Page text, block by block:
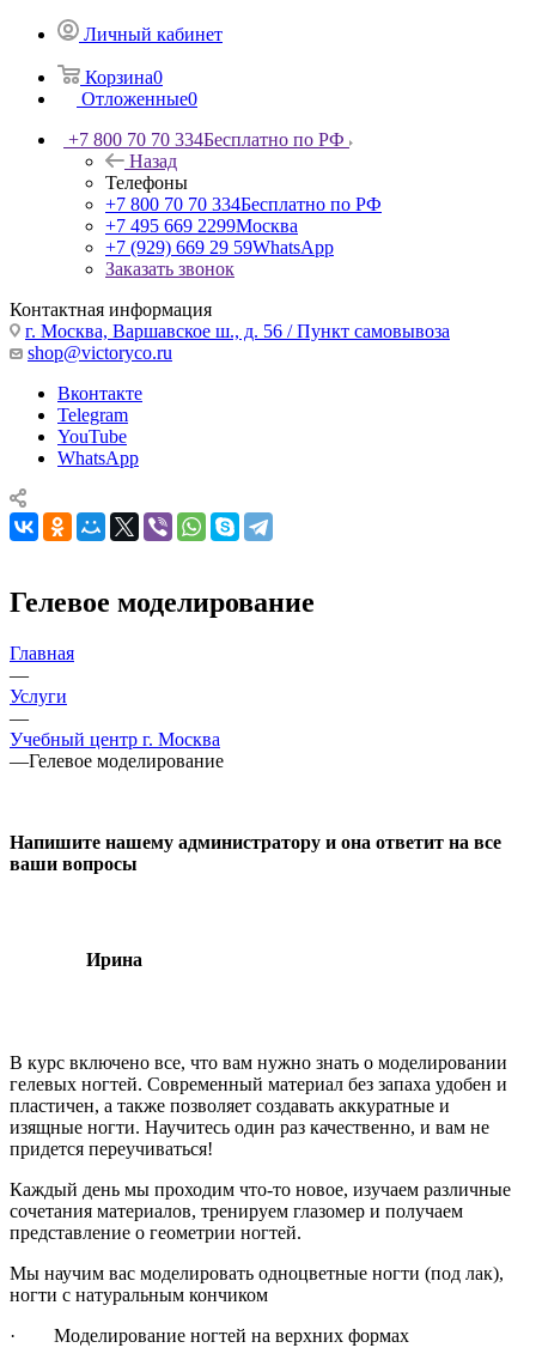
Личный кабинет
Корзина0
Отложенные0
+7 800 70 70 334Бесплатно по РФ
Назад
Телефоны
+7 800 70 70 334Бесплатно по РФ
+7 495 669 2299Москва
+7 (929) 669 29 59WhatsApp
Заказать звонок
Контактная информация
г. Москва, Варшавское ш., д. 56 / Пункт самовывоза
shop@victoryco.ru
Вконтакте
Telegram
YouTube
WhatsApp
Гелевое моделирование
Главная
—
Услуги
—
Учебный центр г. Москва
—Гелевое моделирование
Напишите нашему администратору и она ответит на все
ваши вопросы
Ирина
В курс включено все, что вам нужно знать о моделировании
гелевых ногтей. Современный материал без запаха удобен и
пластичен, а также позволяет создавать аккуратные и
изящные ногти. Научитесь один раз качественно, и вам не
придется переучиваться!
Каждый день мы проходим что-то новое, изучаем различные
сочетания материалов, тренируем глазомер и получаем
представление о геометрии ногтей.
Мы научим вас моделировать одноцветные ногти (под лак),
ногти с натуральным кончиком
· Моделирование ногтей на верхних формах